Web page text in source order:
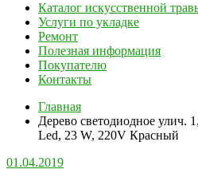
Каталог искусственной
Услуги по укладке
Ремонт
Полезная информация
Покупателю
Контакты
Главная
Дерево светодиодное улич.
Led, 23 W, 220V Красный
01.04.2019